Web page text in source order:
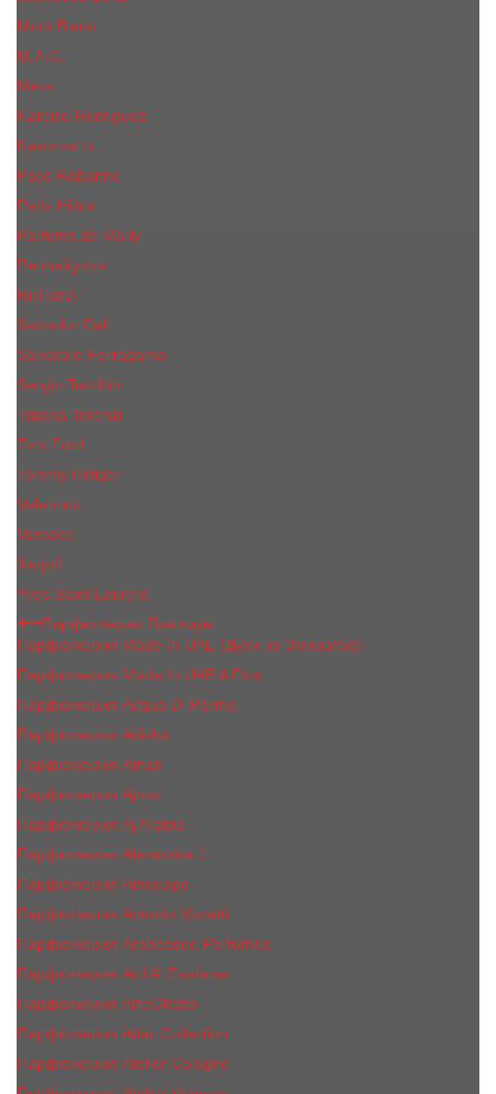
Mont Blanc
M.А.C.
Mexx
Narciso Rodriguez
Nasomatto
Paco Rabanne
Paris Hilton
Parfums de Marly
Penhaligon​'s
RicHarD
Salvador Dali
Salvatore Ferragamo
Sergio Tacchini
Tiziana Terenzi
Tom Ford
Tommy Hilfiger
Valentino
Versace
Xerjoff
Yves Saint Laurent
Парфюмерия Премиум
Парфюмерия Made In UAE (Духи из Эмиратов)
Парфюмерия Made In UAE A Plus
Парфюмерия Acqua Di Parma
Парфюмерия Adisha
Парфюмерия Afnan
Парфюмерия Ajmal
Парфюмерия Aj Arabia
Парфюмерия Alexandre J.
Парфюмерия Amouage
Парфюмерия Antonio Maretti
Парфюмерия Arabesque Perfumes
Парфюмерия Ard Al Zaafaran
Парфюмерия ArteOlfatto
Парфюмерия Attar Collection
Парфюмерия Atelier Cologne